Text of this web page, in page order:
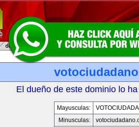
El dueño de este dominio lo
Mayusculas:
Minusculas: